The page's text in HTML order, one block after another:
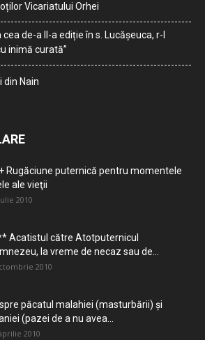
Vicariatului Orhei
de-a II-a ediție în s. Lucășeuca, r-l
inimă curată”
din Nain
Rugăciune puternică pentru momentele
ale vieţii
2010
Acatistul către Atotputernicul
la vreme de necaz sau de...
2010
păcatul malahiei (masturbării) şi
(pazei de a nu avea...
2010